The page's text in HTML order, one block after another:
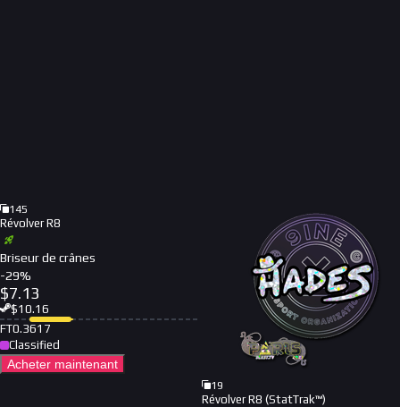
145
Révolver R8
Briseur de crânes
-29%
$7.13
$10.16
FT0.3617
Classified
Acheter maintenant
19
Révolver R8 (StatTrak™)